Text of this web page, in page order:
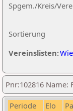
Sortierung
Spgem./Kreis/
Vereinslisten:
Pnr:102816 Name:
Periode Elo